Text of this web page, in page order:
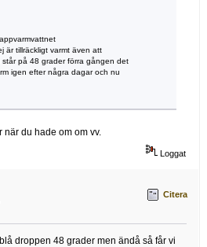
är tillräckligt varmt även att
på 48 grader förra gången det
igen efter några dagar och nu
när du hade om om vv.
Loggat
Citera
droppen 48 grader men ändå så får vi